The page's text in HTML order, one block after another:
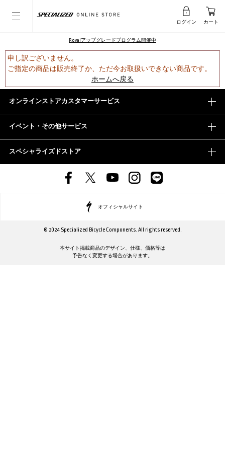
ログイン カート
Rovalアップグレードプログラム開催中
申し訳ございません。
ご指定の商品は販売終了か、ただ今お取扱いできない商品です。
ホームへ戻る
オンラインストアカスタマーサービス
イベント・その他サービス
スペシャライズドストア
オフィシャルサイト
© 2024 Specialized Bicycle Components. All rights reserved.
本サイト掲載商品のデザイン、仕様、価格等は
予告なく変更する場合があります。